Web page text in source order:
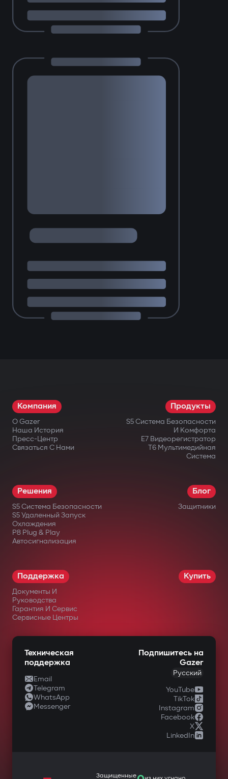
Компания
О Gazer
Наша История
Пресс-Центр
Связаться С Нами
Продукты
S5 Система Безопасности
И Комфорта
E7 Видеорегистратор
T6 Мультимедийная
Система
Решения
S5 Система Безопасности
S5 Удаленный Запуск
Охлаждения
P8 Plug & Play
Автосигнализация
Блог
Защитники
Поддержка
Документы И
Руководства
Гарантия И Сервис
Сервисные Центры
Купить
Техническая
поддержка
Email
Telegram
WhatsApp
Messenger
Подпишитесь на
Gazer
Русский
YouTube
TikTok
Instagram
Facebook
X
LinkedIn
Защищенные